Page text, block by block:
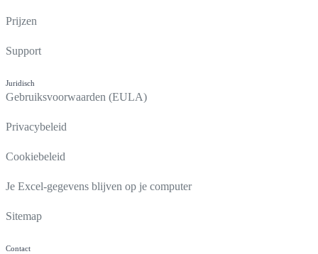
Prijzen
Support
Juridisch
Gebruiksvoorwaarden (EULA)
Privacybeleid
Cookiebeleid
Je Excel-gegevens blijven op je computer
Sitemap
Contact